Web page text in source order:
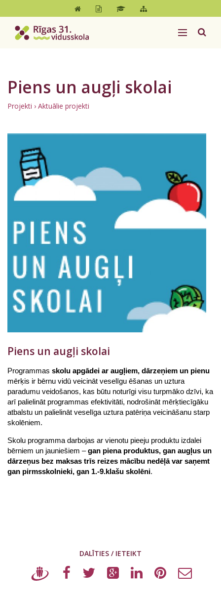
Piens un augļi skolai
Projekti › Aktuālie projekti
Piens un augļi skolai
Programmas skolu apgādei ar augļiem, dārzeņiem un pienu
mērķis ir bērnu vidū veicināt veselīgu ēšanas un uztura
paradumu veidošanos, kas būtu noturīgi visu turpmāko dzīvi, ka
arī palielināt programmas efektivitāti, nodrošināt mērķtiecīgāku
atbalstu un palielināt veselīga uztura patēriņa veicināšanu starp
skolēniem.
Skolu programma darbojas ar vienotu pieeju produktu izdalei
bērniem un jauniešiem –gan piena produktus, gan augļus un
dārzeņus bez maksas trīs reizes mācību nedēļā var saņemt
gan pirmsskolnieki, gan 1.-9.klašu skolēni.
DALĪTIES / IETEIKT